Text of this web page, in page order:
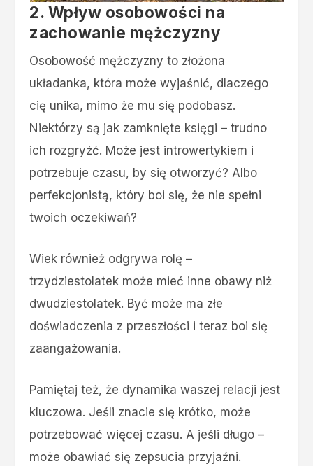
2. Wpływ osobowości na
zachowanie mężczyzny
Osobowość mężczyzny to złożona
układanka, która może wyjaśnić, dlaczego
cię unika, mimo że mu się podobasz.
Niektórzy są jak zamknięte księgi – trudno
ich rozgryźć. Może jest introwertykiem i
potrzebuje czasu, by się otworzyć? Albo
perfekcjonistą, który boi się, że nie spełni
twoich oczekiwań?
Wiek również odgrywa rolę –
trzydziestolatek może mieć inne obawy niż
dwudziestolatek. Być może ma złe
doświadczenia z przeszłości i teraz boi się
zaangażowania.
Pamiętaj też, że dynamika waszej relacji jest
kluczowa. Jeśli znacie się krótko, może
potrzebować więcej czasu. A jeśli długo –
może obawiać się zepsucia przyjaźni.